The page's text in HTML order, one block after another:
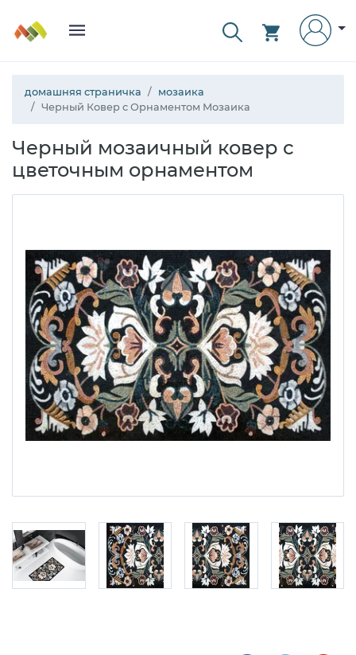
домашняя страничка
мозаика
Черный Ковер с Орнаментом Мозаика
Черный мозаичный ковер с
цветочным орнаментом